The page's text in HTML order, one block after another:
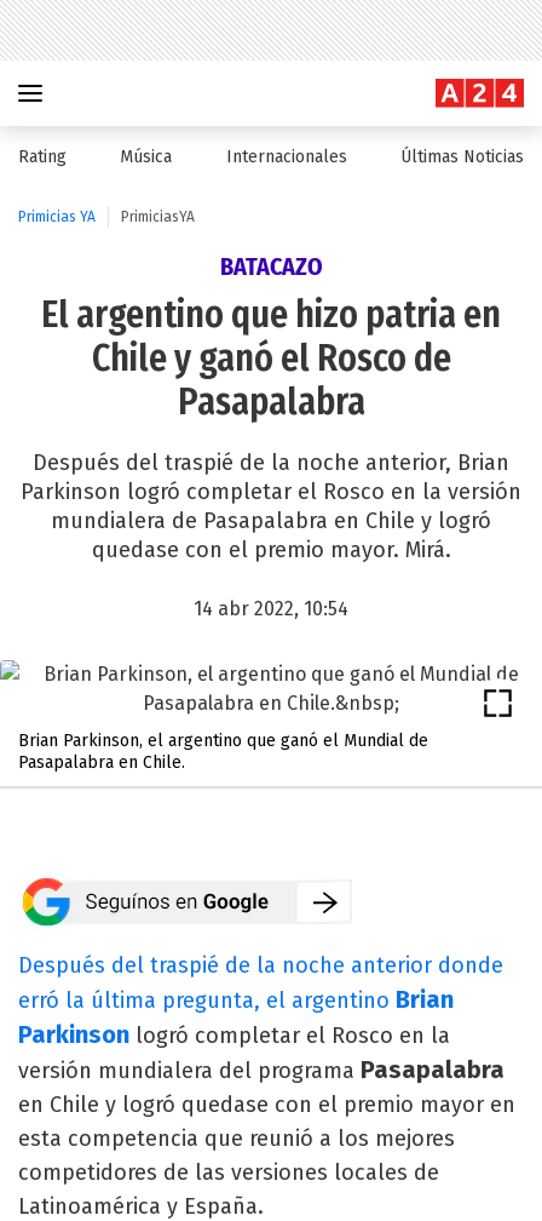
Rating Música Internacionales Últimas Noticias
Primicias YA PrimiciasYA
BATACAZO
El argentino que hizo patria en
Chile y ganó el Rosco de
Pasapalabra
Después del traspié de la noche anterior, Brian
Parkinson logró completar el Rosco en la versión
mundialera de Pasapalabra en Chile y logró
quedase con el premio mayor. Mirá.
14 abr 2022, 10:54
Brian Parkinson, el argentino que ganó el Mundial de
Pasapalabra en Chile.
Después del traspié de la noche anterior donde
erró la última pregunta, el argentino Brian
Parkinson logró completar el Rosco en la
versión mundialera del programa Pasapalabra
en Chile y logró quedase con el premio mayor en
esta competencia que reunió a los mejores
competidores de las versiones locales de
Latinoamérica y España.